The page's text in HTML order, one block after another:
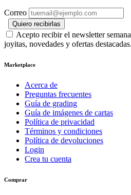
Correo
Quiero recibirlas
Acepto recibir el newsletter
joyitas, novedades y ofertas destacadas.
Marketplace
Acerca de
Preguntas frecuentes
Guía de grading
Guía de imágenes de cartas
Política de privacidad
Términos y condiciones
Política de devoluciones
Login
Crea tu cuenta
Comprar